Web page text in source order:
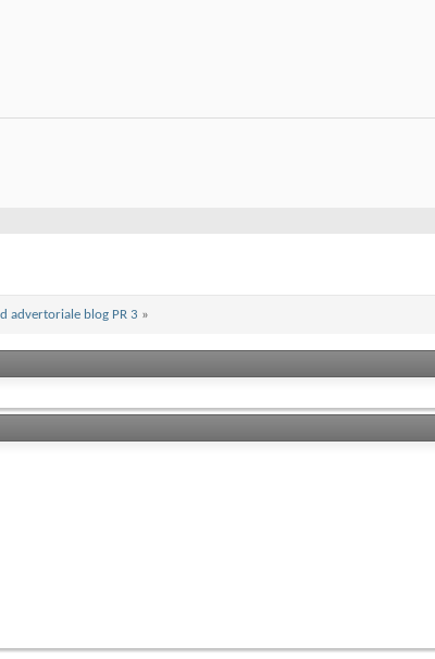
advertoriale blog PR 3 »